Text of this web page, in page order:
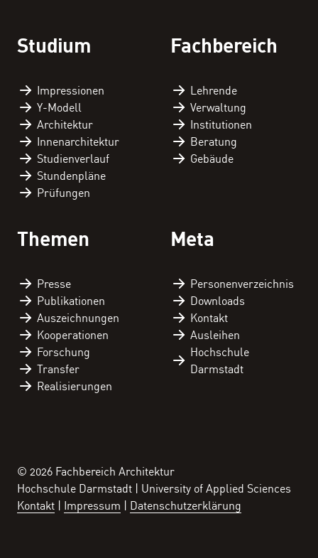
Fachbereichskalender
Downloads
Kontakt
Studium
Impressionen
Y-Modell
Architektur
Innenarchitektur
Studienverlauf
Stundenpläne
Prüfungen
Fachbereich
Lehrende
Verwaltung
Institutionen
Beratung
Gebäude
Themen
Presse
Publikationen
Auszeichnungen
Kooperationen
Forschung
Transfer
Realisierungen
Meta
Personen­verzeichnis
Downloads
Kontakt
Ausleihen
Hochschule
Darmstadt
© 2026 Fachbereich Architektur
Hochschule Darmstadt | University of Applied Sciences
Kontakt
Impressum Datenschutzerklärung